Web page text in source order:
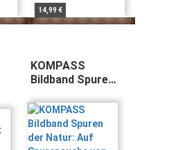
14,99 €
KOMPASS
Bildband Spuren
Spurensuche
von Geografie,
Flora & Fauna